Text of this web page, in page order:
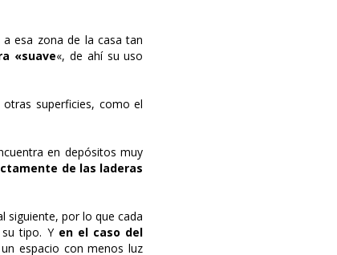
esa zona de la casa tan
«suave«, de ahí su uso
superficies, como el
en depósitos muy
de las laderas
siguiente, por lo que cada
tipo. Y en el caso del
espacio con menos luz